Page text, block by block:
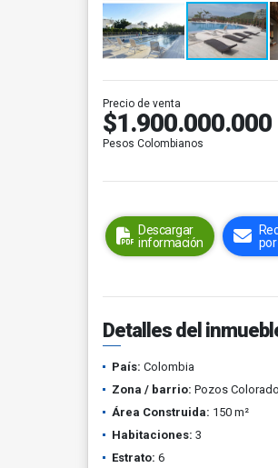
Precio de venta
$1.900.000.000
Pesos Colombianos
Descargar
información
Detalles del
País: Colombia
Zona / barrio: Pozos
Área Construida: 150 m²
Habitaciones: 3
Estrato: 6